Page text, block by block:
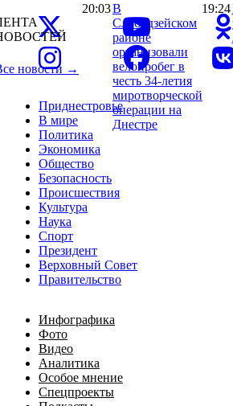
Приднестровье
В мире
Политика
Экономика
Общество
Безопасность
Происшествия
Культура
Наука
Спорт
Президент
Верховный Совет
Правительство
Инфографика
Фото
Видео
Аналитика
Особое мнение
Спецпроекты
новости →
20:03В
Слободзейском
районе
организовали
велопробег в
честь 34-летия
миротворческой
операции на
Днестре
19:24